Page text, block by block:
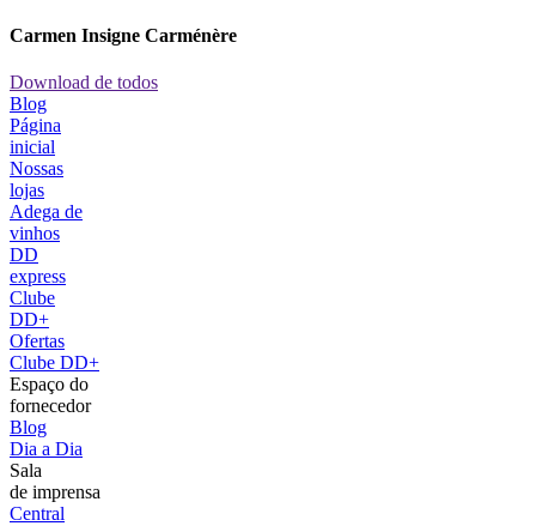
Carmen Insigne Carménère
Download de todos
Blog
Página
inicial
Nossas
lojas
Adega de
vinhos
DD
express
Clube
DD+
Ofertas
Clube DD+
Espaço do
fornecedor
Blog
Dia a Dia
Sala
de imprensa
Central